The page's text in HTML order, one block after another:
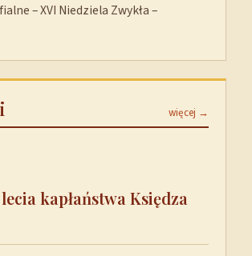
– XVI Niedziela Zwykła –
więcej →
kapłaństwa Księdza